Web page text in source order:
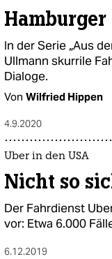
In der Serie „Aus
Ullmann skurrile
Dialoge.
Von Wilfried Hippen
4.9.2020
Uber in den USA
Nicht so
Der Fahrdienst
vor: Etwa 6.000
6.12.2019